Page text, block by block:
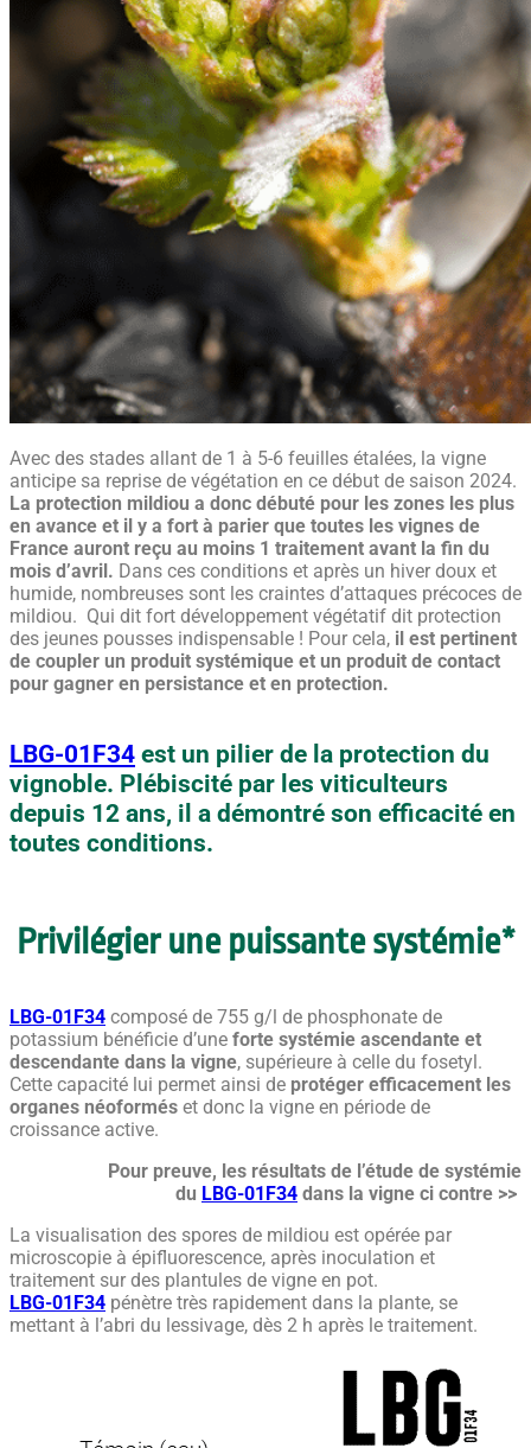
Avec des stades allant de 1 à 5-6 feuilles étalées, la vigne
anticipe sa reprise de végétation en ce début de saison 2024.
La protection mildiou a donc débuté pour les zones les plus
en avance et il y a fort à parier que toutes les vignes de
France auront reçu au moins 1 traitement avant la fin du
mois d’avril. Dans ces conditions et après un hiver doux et
humide, nombreuses sont les craintes d’attaques précoces de
mildiou. Qui dit fort développement végétatif dit protection
des jeunes pousses indispensable ! Pour cela, il est pertinent
de coupler un produit systémique et un produit de contact
pour gagner en persistance et en protection.
LBG-01F34 est un pilier de la protection du
vignoble. Plébiscité par les viticulteurs
depuis 12 ans, il a démontré son efficacité en
toutes conditions.
Privilégier une puissante systémie*
LBG-01F34 composé de 755 g/l de phosphonate de
potassium bénéficie d’une forte systémie ascendante et
descendante dans la vigne, supérieure à celle du fosetyl.
Cette capacité lui permet ainsi de protéger efficacement les
organes néoformés et donc la vigne en période de
croissance active.
Pour preuve, les résultats de l’étude de systémie
du LBG-01F34 dans la vigne ci contre >>
La visualisation des spores de mildiou est opérée par
microscopie à épifluorescence, après inoculation et
traitement sur des plantules de vigne en pot.
LBG-01F34 pénètre très rapidement dans la plante, se
mettant à l’abri du lessivage, dès 2 h après le traitement.